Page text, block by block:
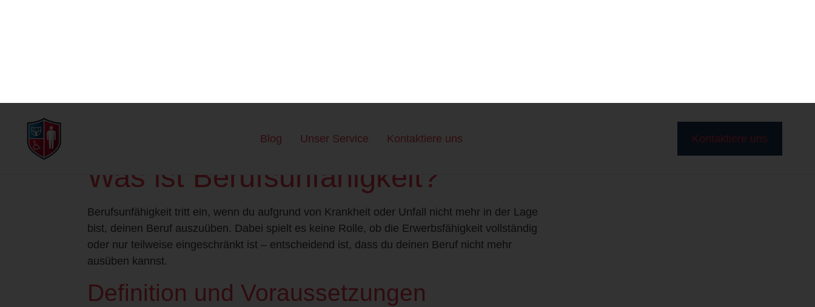
man jedoch unter Berufsunfähigkeit, und wie funktioniert diese Versicherung?
Was ist Berufsunfähigkeit?
Berufsunfähigkeit tritt ein, wenn du aufgrund von Krankheit oder Unfall nicht mehr in der Lage
bist, deinen Beruf auszuüben. Dabei spielt es keine Rolle, ob die Erwerbsfähigkeit vollständig
oder nur teilweise eingeschränkt ist – entscheidend ist, dass du deinen Beruf nicht mehr
ausüben kannst.
Definition und Voraussetzungen